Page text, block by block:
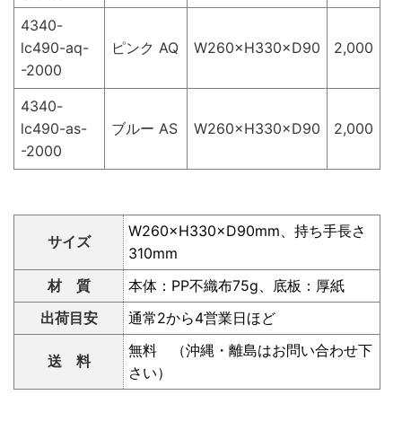
4340-
lc490-aq-
-2000
ピンク AQ W260×H330×D90 2,000
4340-
lc490-as-
-2000
ブルー AS W260×H330×D90 2,000
サイズ
W260×H330×D90mm、持ち手長さ
310mm
材 質
本体：PP不織布75g、底板：厚紙
出荷目安
通常2から4営業日ほど
送 料
無料 （沖縄・離島はお問い合わせ下
さい）